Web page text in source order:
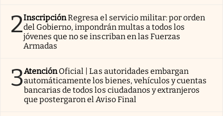
2InscripciónRegresa el servicio militar: por orden
del Gobierno, impondrán multas a todos los
jóvenes que no se inscriban en las Fuerzas
Armadas
3AtenciónOficial | Las autoridades embargan
automáticamente los bienes, vehículos y cuentas
bancarias de todos los ciudadanos y extranjeros
que postergaron el Aviso Final